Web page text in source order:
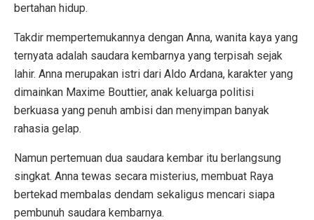
bertahan hidup.
Takdir mempertemukannya dengan Anna, wanita kaya yang
ternyata adalah saudara kembarnya yang terpisah sejak
lahir. Anna merupakan istri dari Aldo Ardana, karakter yang
dimainkan Maxime Bouttier, anak keluarga politisi
berkuasa yang penuh ambisi dan menyimpan banyak
rahasia gelap.
Namun pertemuan dua saudara kembar itu berlangsung
singkat. Anna tewas secara misterius, membuat Raya
bertekad membalas dendam sekaligus mencari siapa
pembunuh saudara kembarnya.